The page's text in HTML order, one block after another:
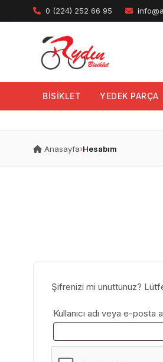
0 (224) 252 66 95
BİSİKLET YEDEK PARÇA
Anasayfa›Hesabım
Şifrenizi mi unuttunuz?
Kullanıcı adı veya e-posta